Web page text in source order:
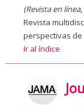
(Revista en
Revista
perspectivas
Ir al índice